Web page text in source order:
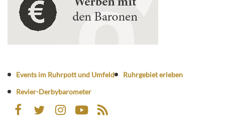
Events im Ruhrpott und Umfeld
Ruhrgebiet erleben
Revier-Derbybarometer